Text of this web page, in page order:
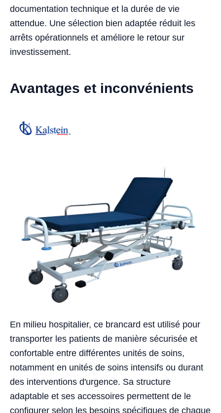
documentation technique et la durée de vie
attendue. Une sélection bien adaptée réduit les
arrêts opérationnels et améliore le retour sur
investissement.
Avantages et inconvénients
En milieu hospitalier, ce brancard est utilisé pour
transporter les patients de manière sécurisée et
confortable entre différentes unités de soins,
notamment en unités de soins intensifs ou durant
des interventions d'urgence. Sa structure
adaptable et ses accessoires permettent de le
configurer selon les besoins spécifiques de chaque